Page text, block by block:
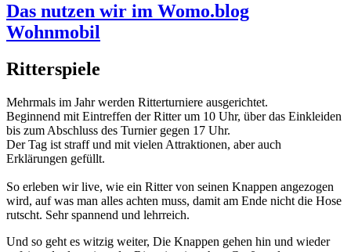
Das nutzen wir im Womo.blog
Wohnmobil
Ritterspiele
Mehrmals im Jahr werden Ritterturniere ausgerichtet.
Beginnend mit Eintreffen der Ritter um 10 Uhr, über das Einkleiden
bis zum Abschluss des Turnier gegen 17 Uhr.
Der Tag ist straff und mit vielen Attraktionen, aber auch
Erklärungen gefüllt.
So erleben wir live, wie ein Ritter von seinen Knappen angezogen
wird, auf was man alles achten muss, damit am Ende nicht die Hose
rutscht. Sehr spannend und lehrreich.
Und so geht es witzig weiter, Die Knappen gehen hin und wieder